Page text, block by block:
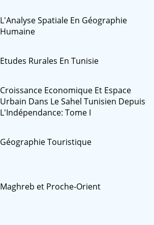
L'Analyse Spatiale En Géographie
Humaine
Etudes Rurales En Tunisie
Croissance Economique Et Espace
Urbain Dans Le Sahel Tunisien Depuis
L'Indépendance: Tome I
Géographie Touristique
Maghreb et Proche-Orient